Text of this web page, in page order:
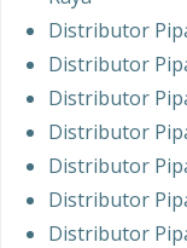
Distributor
Distributor
Distributor
Distributor
Distributor
Distributor
Distributor